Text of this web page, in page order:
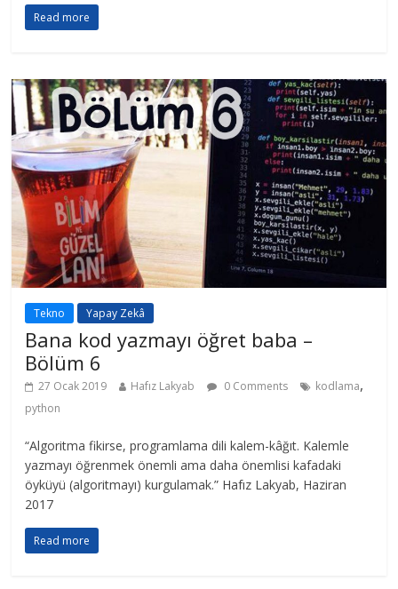
Read more
Tekno Yapay Zekâ
Bana kod yazmayı öğret baba –
Bölüm 6
27 Ocak 2019 Hafız Lakyab 0 Comments kodlama,
python
“Algoritma fikirse, programlama dili kalem-kâğıt. Kalemle
yazmayı öğrenmek önemli ama daha önemlisi kafadaki
öyküyü (algoritmayı) kurgulamak.” Hafız Lakyab, Haziran
2017
Read more